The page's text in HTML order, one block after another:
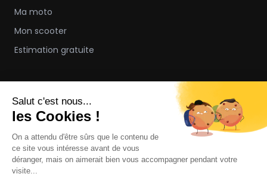
Ma moto
Mon scooter
Estimation gratuite
Notre concept
FAQ
Contact
Nous rejoindre